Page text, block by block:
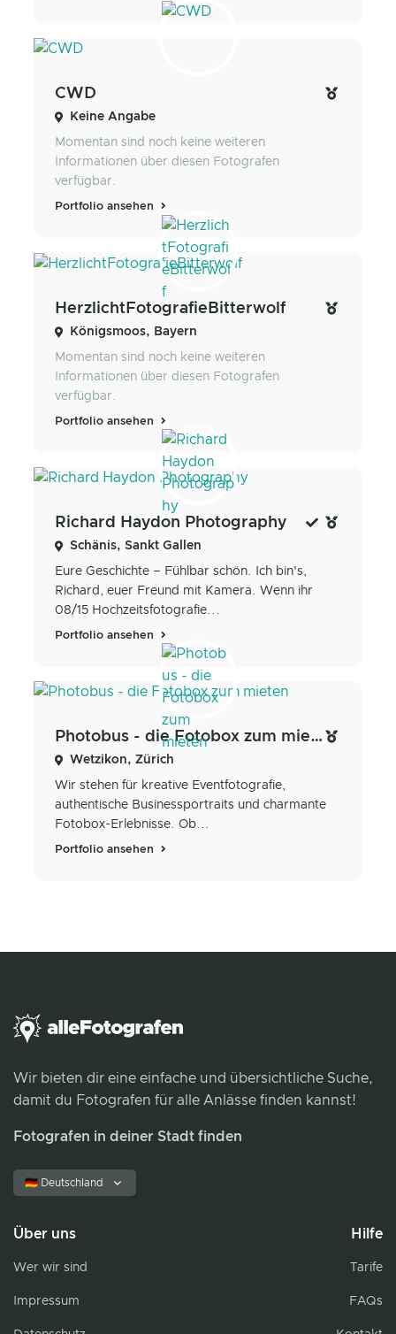
CWD
Keine Angabe
Momentan sind noch keine weiteren
Informationen über diesen Fotografen
verfügbar.
Portfolio ansehen
HerzlichtFotografieBitterwolf
Königsmoos, Bayern
Momentan sind noch keine weiteren
Informationen über diesen Fotografen
verfügbar.
Portfolio ansehen
Richard Haydon Photography
Schänis, Sankt Gallen
Eure Geschichte – Fühlbar schön. Ich bin's,
Richard, euer Freund mit Kamera. Wenn ihr
08/15 Hochzeitsfotografie...
Portfolio ansehen
Photobus - die Fotobox zum mieten
Wetzikon, Zürich
Wir stehen für kreative Eventfotografie,
authentische Businessportraits und charmante
Fotobox-Erlebnisse. Ob...
Portfolio ansehen
Wir bieten dir eine einfache und übersichtliche Suche,
damit du Fotografen für alle Anlässe finden kannst!
Fotografen in deiner Stadt finden
🇩🇪 Deutschland
Über uns
Wer wir sind
Impressum
Hilfe
Tarife
FAQs